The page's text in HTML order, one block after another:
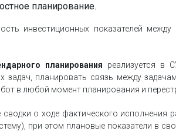
планирование.
инвестиционных показателей
планирования реализуется в
задач, планировать связь между
в любой момент планирования и
сводки о ходе фактического исполнения
при этом плановые показатели в